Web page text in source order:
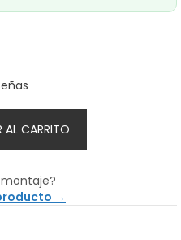
AL CARRITO
→